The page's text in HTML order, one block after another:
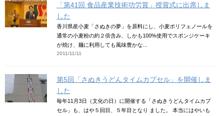
「第41回 食品産業技術功労賞」授賞式に出席しま
した
香川県産小麦「さぬきの夢」を原料にし、小麦ポリフェノールを
通常の小麦粉の約２倍含み、しかも100%使用でスポンジケーキ
が焼け、麺に利用しても風味豊かな...
2011/11/11
第5回「さぬきうどんタイムカプセル」を開催しま
した
毎年11月3日（文化の日）に開催する「さぬきうどんタイムカプ
セル」も、はや５回目、５年目となり ました。 本当にはやいも